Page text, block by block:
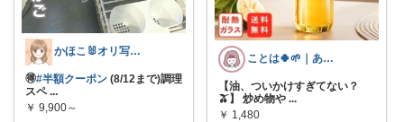
かほこ🐰オリ写350枚以上
🉐#半額クーポン (8/12まで)調理
スペ ...
￥ 9,900～
ことは🍀🌱｜ありがとうございます✨
【油、ついかけすぎてない？
🫒】 炒め物や ...
￥ 1,480